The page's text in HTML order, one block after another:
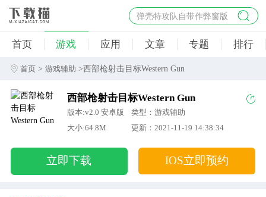
弹壳特攻队自带作弊窗版
杀手47行动
地狱幸存者破解版
首页 游戏 应用 文章 专题 排行
首页 >游戏辅助 >西部枪射击目标Western Gun
西部枪射击目标Western Gun
版本:v2.0 安卓版
类型：游戏辅助
大小:64.8M
更新：2021-11-19 14:38:34
立即下载 IOS立即预约